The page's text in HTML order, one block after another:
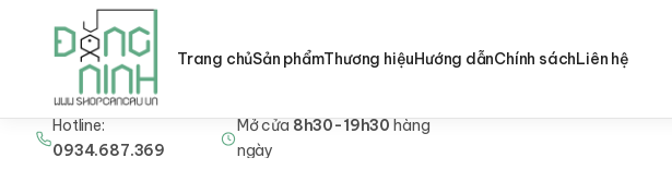
Nhảy Hotline:
0934.687.369
Mở cửa8h30-19h30hàng
ngày
Trang chủSản phẩmThương hiệuHướng dẫnChính sáchLiên hệ